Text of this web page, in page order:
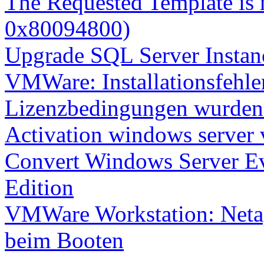
0x80094800)
Upgrade SQL Server
VMWare:
Lizenzbedingungen
Activation windows server
Convert Windows Server
Edition
VMWare Workstation:
beim Booten